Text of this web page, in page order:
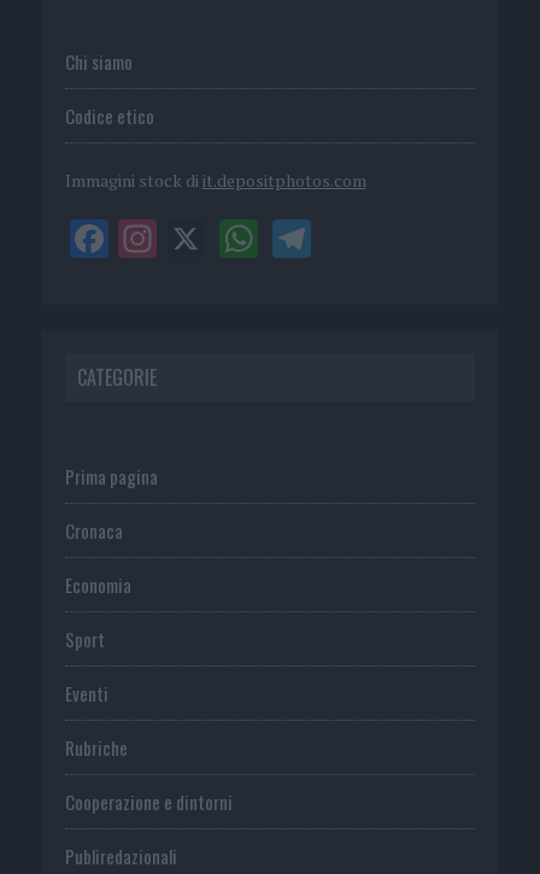
Chi siamo
Codice etico
Immagini stock di it.depositphotos.com
CATEGORIE
Prima pagina
Cronaca
Economia
Sport
Eventi
Rubriche
Cooperazione e dintorni
Publiredazionali